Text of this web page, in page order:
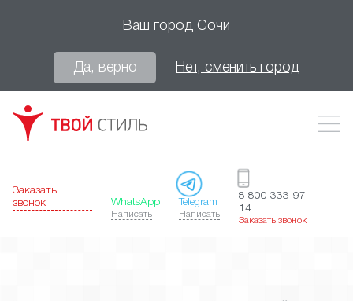
Ваш город Сочи
Да, верно Нет, сменить город
Заказать
звонок
WhatsApp
Написать
Telegram
Написать
8 800 333-97-
14
Заказать звонок